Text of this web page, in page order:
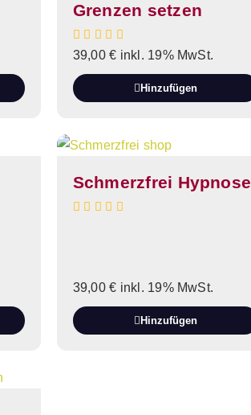
Grenzen setzen
39,00€ inkl. 19% MwSt.
Hinzufügen
Schmerzfrei Hypnose
39,00€ inkl. 19% MwSt.
Hinzufügen